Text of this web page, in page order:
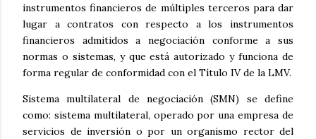
instrumentos financieros de múltiples terceros para dar
lugar a contratos con respecto a los instrumentos
financieros admitidos a negociación conforme a sus
normas o sistemas, y que está autorizado y funciona de
forma regular de conformidad con el Título IV de la LMV.
Sistema multilateral de negociación (SMN) se define
como: sistema multilateral, operado por una empresa de
servicios de inversión o por un organismo rector del